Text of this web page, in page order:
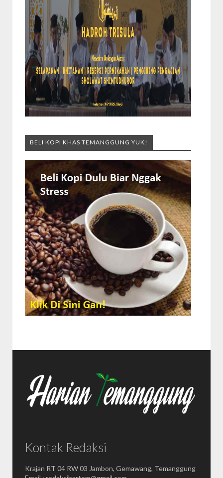
BELI KOPI KHAS TEMANGGUNG YUK!
Kontak Redaksi
Krajan RT 04 RW 03 Jambon, Gemawang, Temanggung